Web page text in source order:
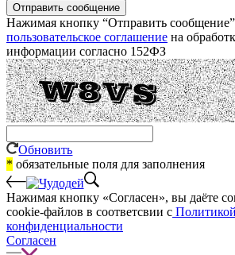
Отправить сообщение
Нажимая кнопку “Отправить
пользовательское соглашение на
информации согласно 152ФЗ
Обновить
* обязательные поля для заполнения
Нажимая кнопку «Согласен», вы даёте
cookie-файлов в соответсвии с Политикой
конфиденциальности
Согласен